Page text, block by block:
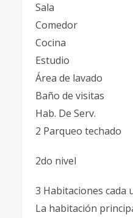
Sala
Comedor
Cocina
Estudio
Área de lavado
Baño de visitas
Hab. De Serv.
2 Parqueo techado
2do nivel
3 Habitaciones cada
La habitación